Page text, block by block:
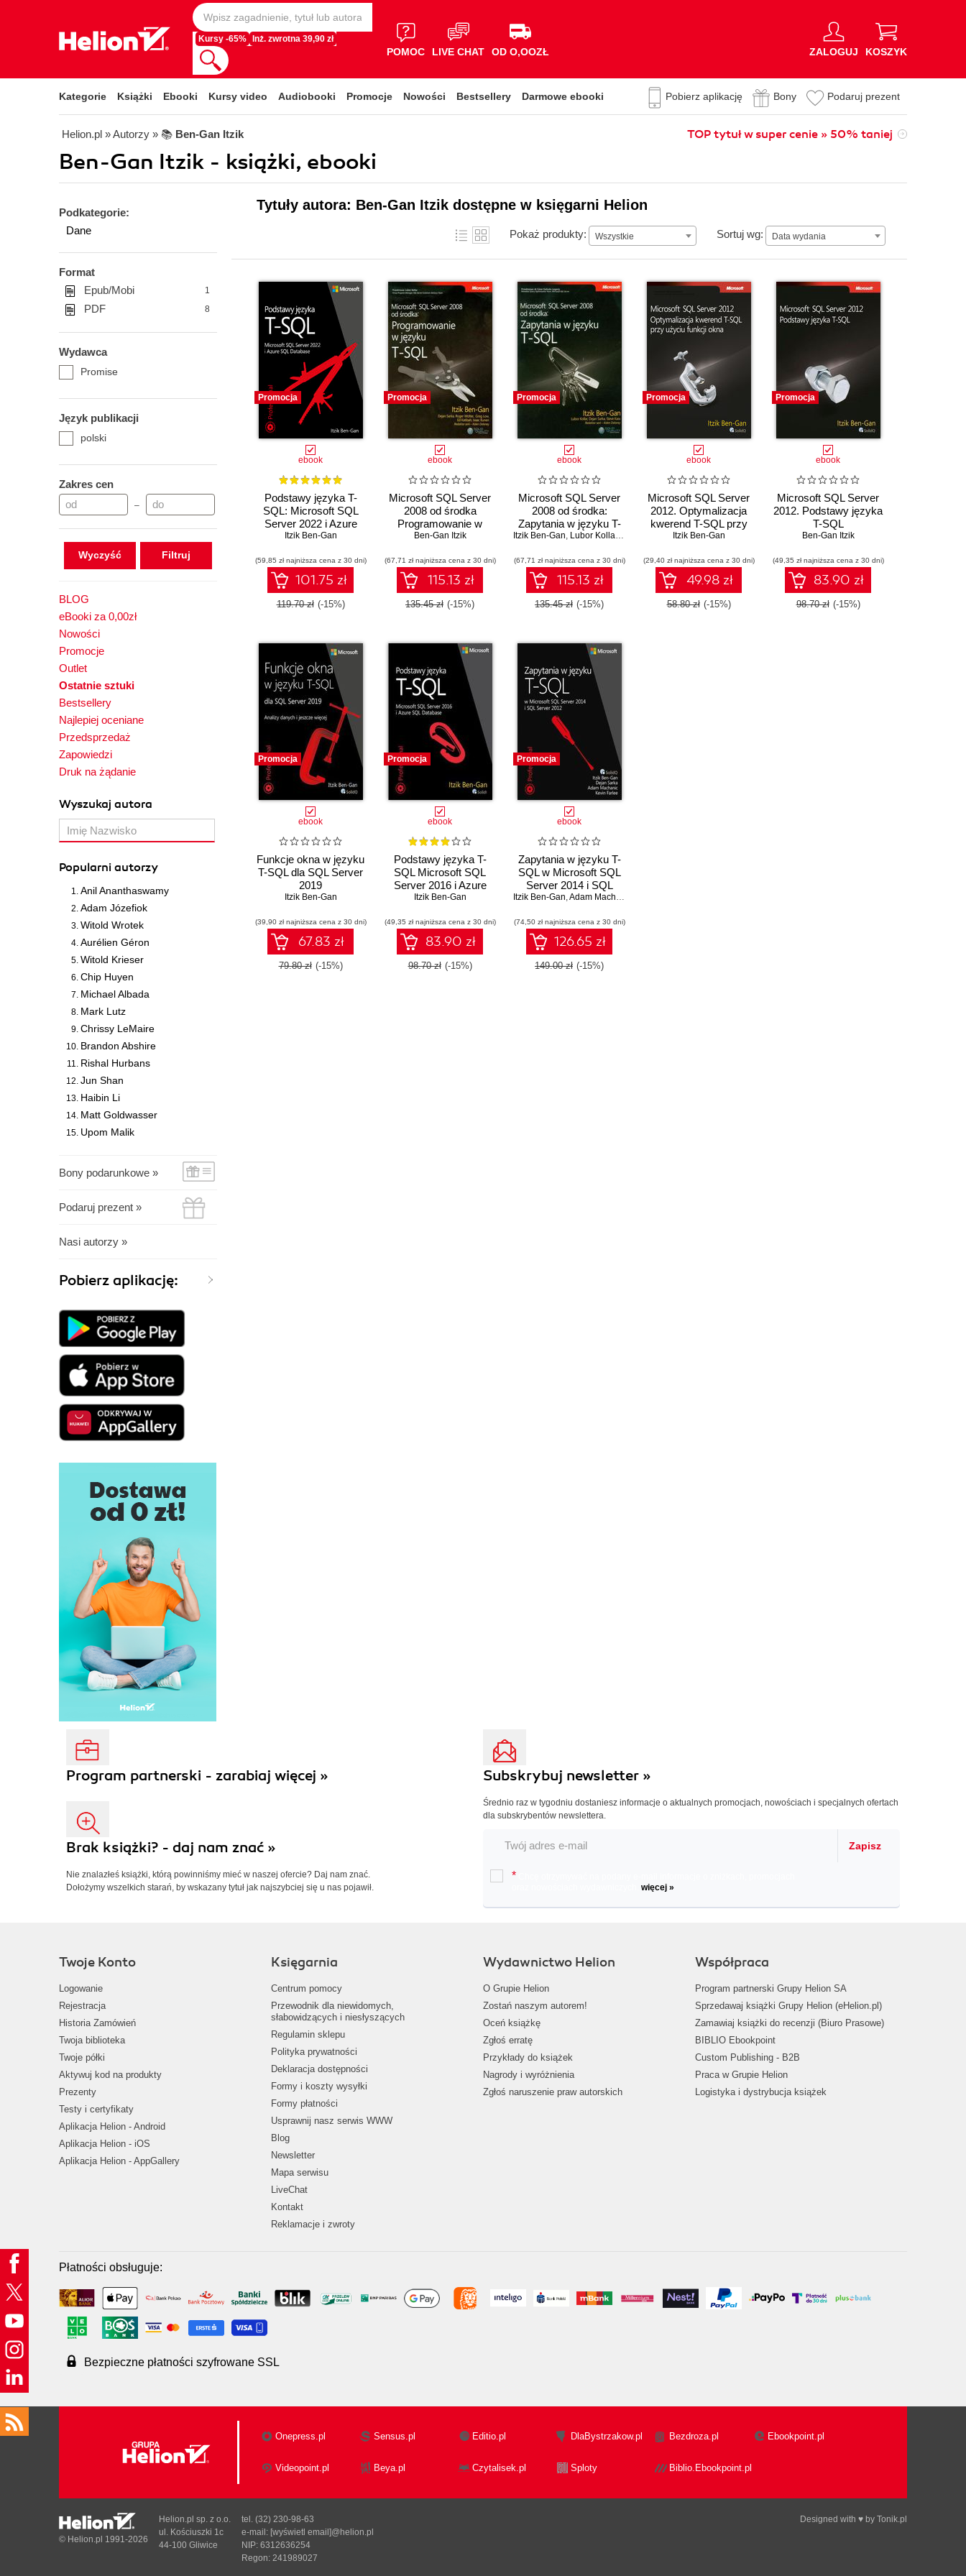
Kursy -65% Inż. zwrotna 39,90 zł
POMOC LIVE CHAT OD O,OOZŁ ZALOGUJ KOSZYK
Kategorie Książki Ebooki Kursy video Audiobooki Promocje Nowości Bestsellery Darmowe ebooki Pobierz aplikację Bony Podaruj prezent
Helion.pl » Autorzy » 📚 Ben-Gan Itzik TOP tytuł w super cenie » 50% taniej
Ben-Gan Itzik - książki, ebooki
Podkategorie:
Dane
Format
Epub/Mobi
1
PDF 8
Wydawca
Promise
Język publikacji
polski
Zakres cen
–
Wyczyść
BLOG
eBooki za 0,00zł
Nowości
Promocje
Outlet
Ostatnie sztuki
Bestsellery
Najlepiej oceniane
Przedsprzedaż
Zapowiedzi
Druk na żądanie
Wyszukaj autora
Popularni autorzy
Anil Ananthaswamy
Adam Józefiok
Witold Wrotek
Aurélien Géron
Witold Krieser
Chip Huyen
Michael Albada
Mark Lutz
Chrissy LeMaire
Brandon Abshire
Rishal Hurbans
Jun Shan
Haibin Li
Matt Goldwasser
Upom Malik
Bony podarunkowe »
Podaruj prezent »
Nasi autorzy »
Pobierz aplikację:
Tytuły autora: Ben-Gan Itzik dostępne w księgarni Helion
Pokaż produkty: Wszystkie Sortuj wg: Data wydania
Data wydania
Promocja
ebook
Podstawy języka T-
SQL: Microsoft SQL
Server 2022 i Azure
SQL Database
Itzik Ben-Gan
(59,85 zł najniższa cena z 30 dni)
101.75 zł
119.70 zł (-15%)
Promocja
ebook
Microsoft SQL Server
2008 od środka
Programowanie w
języku T-SQL
Ben-Gan Itzik
(67,71 zł najniższa cena z 30 dni)
115.13 zł
135.45 zł (-15%)
Promocja
ebook
Microsoft SQL Server
2008 od środka:
Zapytania w języku T-
SQL
Itzik Ben-Gan, Lubor Kollar ,Dejan Sarka Steve Ka Mentors)
(67,71 zł najniższa cena z 30 dni)
115.13 zł
135.45 zł (-15%)
Promocja
ebook
Microsoft SQL Server
2012. Optymalizacja
kwerend T-SQL przy
użyciu funkcji okna
Itzik Ben-Gan
(29,40 zł najniższa cena z 30 dni)
49.98 zł
58.80 zł (-15%)
Promocja
ebook
Microsoft SQL Server
2012. Podstawy języka
T-SQL
Ben-Gan Itzik
(49,35 zł najniższa cena z 30 dni)
83.90 zł
98.70 zł (-15%)
Promocja
ebook
Funkcje okna w języku
T-SQL dla SQL Server
2019
Itzik Ben-Gan
(39,90 zł najniższa cena z 30 dni)
67.83 zł
79.80 zł (-15%)
Promocja
ebook
Podstawy języka T-
SQL Microsoft SQL
Server 2016 i Azure
SQL Database
Itzik Ben-Gan
(49,35 zł najniższa cena z 30 dni)
83.90 zł
98.70 zł (-15%)
Promocja
ebook
Zapytania w języku T-
SQL w Microsoft SQL
Server 2014 i SQL
Server 2012
Itzik Ben-Gan,Adam Machanic
(74,50 zł najniższa cena z 30 dni)
126.65 zł
149.00 zł (-15%)
Program partnerski - zarabiaj więcej »
Brak książki? - daj nam znać »
Nie znalazłeś książki, którą powinniśmy mieć w naszej ofercie? Daj nam znać.
Dołożymy wszelkich starań, by wskazany tytuł jak najszybciej się u nas pojawił.
Subskrybuj newsletter »
Średnio raz w tygodniu dostaniesz informacje o aktualnych promocjach, nowościach i specjalnych ofertach
dla subskrybentów newslettera.
Zapisz
*
więcej »
Twoje Konto
Logowanie
Rejestracja
Historia Zamówień
Twoja biblioteka
Twoje półki
Aktywuj kod na produkty
Prezenty
Testy i certyfikaty
Aplikacja Helion - Android
Aplikacja Helion - iOS
Aplikacja Helion - AppGallery
Księgarnia
Centrum pomocy
Przewodnik dla niewidomych,
słabowidzących i niesłyszących
Regulamin sklepu
Polityka prywatności
Deklaracja dostępności
Formy i koszty wysyłki
Formy płatności
Usprawnij nasz serwis WWW
Blog
Newsletter
Mapa serwisu
LiveChat
Kontakt
Reklamacje i zwroty
Wydawnictwo Helion
O Grupie Helion
Zostań naszym autorem!
Oceń książkę
Zgłoś erratę
Przykłady do książek
Nagrody i wyróżnienia
Zgłoś naruszenie praw autorskich
Współpraca
Program partnerski Grupy Helion SA
Sprzedawaj książki Grupy Helion (eHelion.pl)
Zamawiaj książki do recenzji (Biuro Prasowe)
BIBLIO Ebookpoint
Custom Publishing - B2B
Praca w Grupie Helion
Logistyka i dystrybucja książek
Płatności obsługuje:
Bezpieczne płatności szyfrowane SSL
Onepress.pl Sensus.pl Editio.pl DlaBystrzakow.pl Bezdroza.pl Ebookpoint.pl
Videopoint.pl Beya.pl Czytalisek.pl Sploty Biblio.Ebookpoint.pl
Designed with ♥ by Tonik.pl
© Helion.pl 1991-2026
Helion.pl sp. z o.o.
ul. Kościuszki 1c
44-100 Gliwice
tel. (32) 230-98-63
e-mail: [wyświetl email]@helion.pl
NIP: 6312636254
Regon: 241989027